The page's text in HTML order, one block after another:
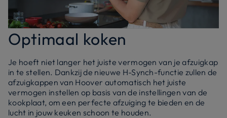
Optimaal koken
Je hoeft niet langer het juiste vermogen van je afzuigkap
in te stellen. Dankzij de nieuwe H-Synch-functie zullen de
afzuigkappen van Hoover automatisch het juiste
vermogen instellen op basis van de instellingen van de
kookplaat, om een perfecte afzuiging te bieden en de
lucht in jouw keuken schoon te houden.